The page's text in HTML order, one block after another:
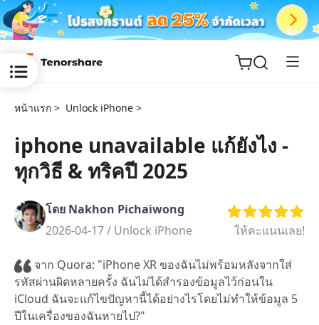
ReiBoot
Tenorshare
New
iAnyGo
หน้าแรก > Unlock iPhone >
iphone unavailable แก้ยังไง -
ทุกวิธี & ทริคปี 2025
โดย Nakhon Pichaiwong
2026-04-17 / Unlock iPhone ให้คะแนนเลย!
จาก Quora: "iPhone XR ของฉันไม่พร้อมหลังจากใส่
รหัสผ่านผิดหลายครั้ง ฉันไม่ได้สำรองข้อมูลไว้ก่อนใน
iCloud ฉันจะแก้ไขปัญหานี้ได้อย่างไรโดยไม่ทำให้ข้อมูล 5
ปีในเครื่องของฉันหายไป?"